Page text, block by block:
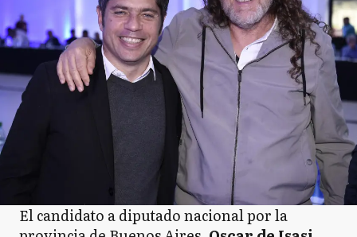
El candidato a diputado nacional por la